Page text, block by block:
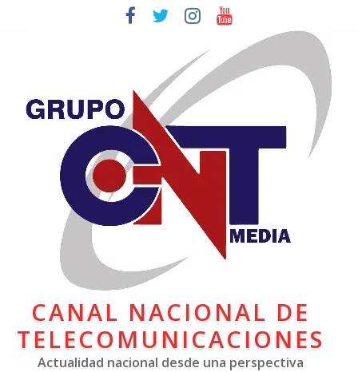
CANAL NACIONAL DE
TELECOMUNICACIONES
Actualidad nacional desde una perspectiva